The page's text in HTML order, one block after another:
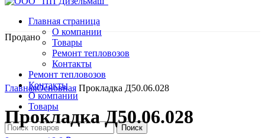
Главная страница
О компании
Товары
Ремонт тепловозов
Контакты
Ремонт тепловозов
Контакты
О компании
Товары
Поиск
Продано
Нажмите, чтобы увеличить
ГлавнаяОсновная Прокладка Д50.06.028
Прокладка Д50.06.028